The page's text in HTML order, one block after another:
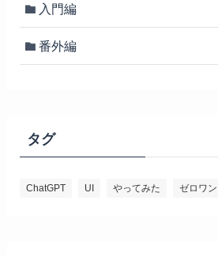
入門編
番外編
タグ
ChatGPT UI やってみた ゼロワン